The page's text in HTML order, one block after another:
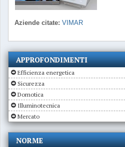
Aziende citate: VIMAR
APPROFONDIMENTI
Efficienza energetica
Sicurezza
Domotica
Illuminotecnica
Mercato
NORME